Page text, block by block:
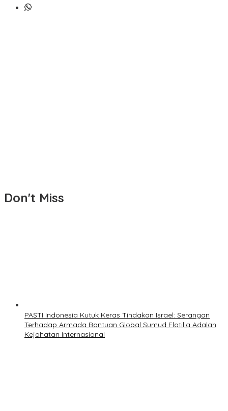
Don't Miss
PASTI Indonesia Kutuk Keras Tindakan Israel: Serangan
Terhadap Armada Bantuan Global Sumud Flotilla Adalah
Kejahatan Internasional